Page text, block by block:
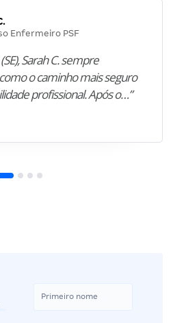
Enfermeiro PSF
Sarah C. sempre
o caminho mais seguro
profissional. Após o…”